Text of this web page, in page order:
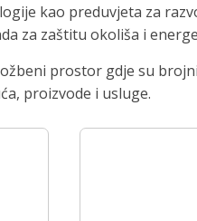
kao preduvjeta za
za zaštitu okoliša i
prostor gdje su
proizvode i usluge.